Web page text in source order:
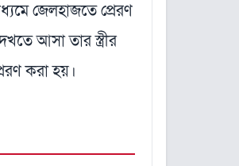
জেলহাজতে প্রেরণ
আসা তার স্ত্রীর
করা হয়।